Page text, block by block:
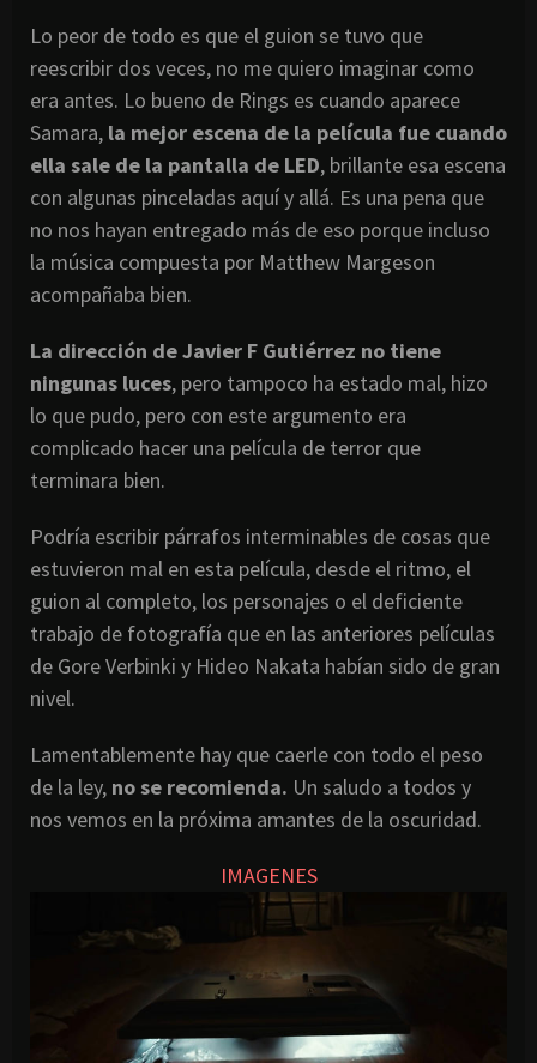
Lo peor de todo es que el guion se tuvo que
reescribir dos veces, no me quiero imaginar como
era antes. Lo bueno de Rings es cuando aparece
Samara, la mejor escena de la película fue cuando
ella sale de la pantalla de LED, brillante esa escena
con algunas pinceladas aquí y allá. Es una pena que
no nos hayan entregado más de eso porque incluso
la música compuesta por Matthew Margeson
acompañaba bien.
La dirección de Javier F Gutiérrez no tiene
ningunas luces, pero tampoco ha estado mal, hizo
lo que pudo, pero con este argumento era
complicado hacer una película de terror que
terminara bien.
Podría escribir párrafos interminables de cosas que
estuvieron mal en esta película, desde el ritmo, el
guion al completo, los personajes o el deficiente
trabajo de fotografía que en las anteriores películas
de Gore Verbinki y Hideo Nakata habían sido de gran
nivel.
Lamentablemente hay que caerle con todo el peso
de la ley, no se recomienda. Un saludo a todos y
nos vemos en la próxima amantes de la oscuridad.
IMAGENES